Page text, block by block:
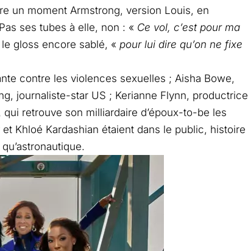
un moment Armstrong, version Louis, en
ses tubes à elle, non : « Ce vol, c’est pour ma
gloss encore sablé, « pour lui dire qu’on ne fixe
contre les violences sexuelles ; Aisha Bowe,
journaliste-star US ; Kerianne Flynn, productrice
retrouve son milliardaire d’époux-to-be les
Khloé Kardashian étaient dans le public, histoire